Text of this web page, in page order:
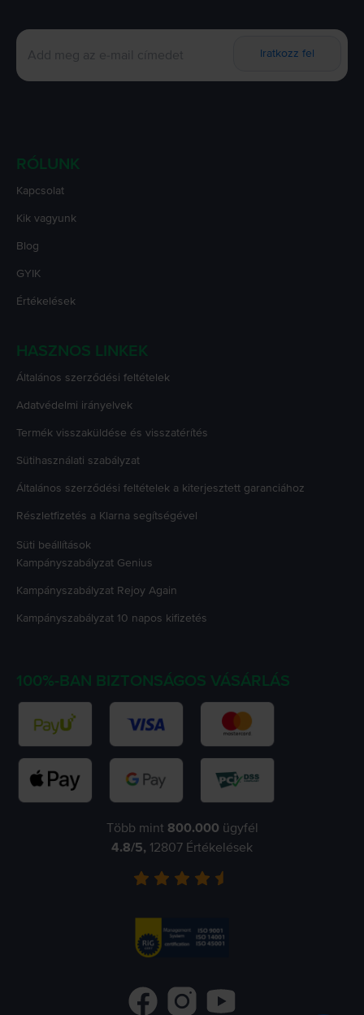
Iratkozz fel
RÓLUNK
Kapcsolat
Kik vagyunk
Blog
GYIK
Értékelések
HASZNOS LINKEK
Általános szerződési feltételek
Adatvédelmi irányelvek
Termék visszaküldése és visszatérítés
Sütihasználati szabályzat
Általános szerződési feltételek a kiterjesztett garanciához
Részletfizetés a Klarna segítségével
Süti beállítások
Kampányszabályzat Genius
Kampányszabályzat Rejoy Again
Kampányszabályzat 10 napos kifizetés
100%-BAN BIZTONSÁGOS VÁSÁRLÁS
Több mint 800.000 ügyfél
4.8/5, 12807 Értékelések